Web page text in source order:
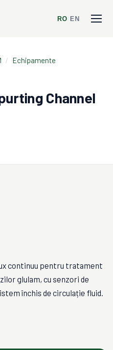
RO EN
/ Echipamente
Channel
continuu pentru tratament
glulam, cu senzori de
închis de circulație fluid.